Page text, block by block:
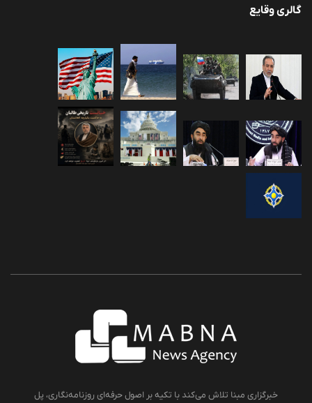
گالری وقایع
خبرگزاری مبنا تلاش می‌کند با تکیه بر اصول حرفه‌ای روزنامه‌نگاری، پل